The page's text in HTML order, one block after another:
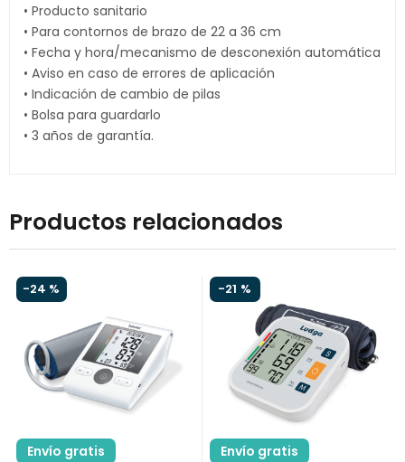
• Producto sanitario
• Para contornos de brazo de 22 a 36 cm
• Fecha y hora/mecanismo de desconexión automática
• Aviso en caso de errores de aplicación
• Indicación de cambio de pilas
• Bolsa para guardarlo
• 3 años de garantía.
Productos relacionados
-24 %
Envío gratis
-21 %
Envío gratis